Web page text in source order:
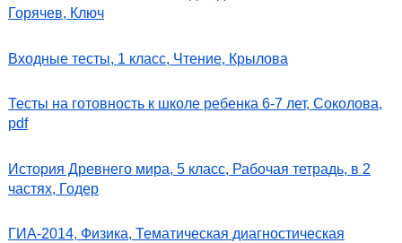
Горячев, Ключ
Входные тесты, 1 класс, Чтение, Крылова
Тесты на готовность к школе ребенка 6-7 лет, Соколова,
pdf
История Древнего мира, 5 класс, Рабочая тетрадь, в 2
частях, Годер
ГИА-2014, Физика, Тематическая диагностическая